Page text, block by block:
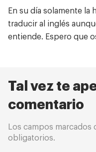
En su día solamente la
traducir al inglés
entiende. Espero que
Tal vez te
comentario
Los campos
obligatorios.